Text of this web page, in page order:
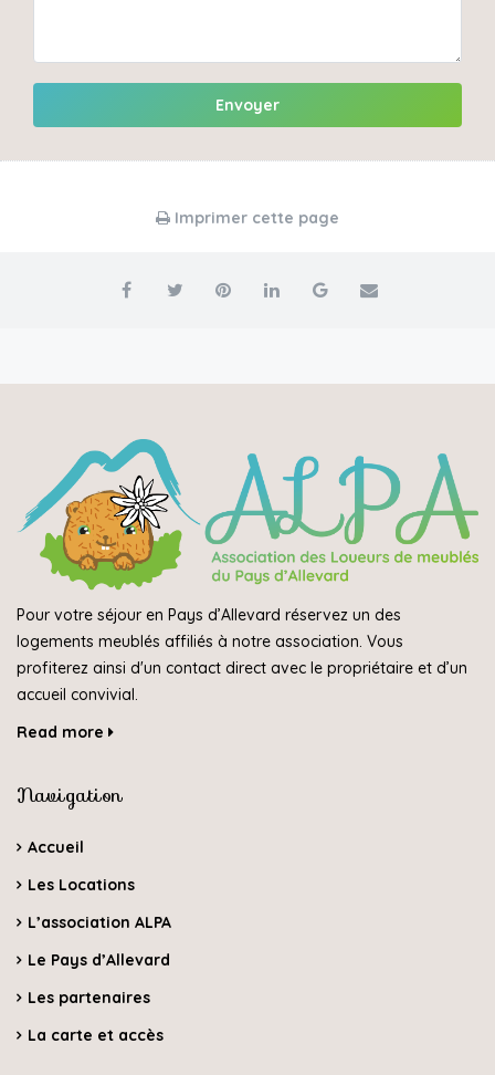
Envoyer
Imprimer cette page
Pour votre séjour en Pays d’Allevard réservez un des
logements meublés affiliés à notre association. Vous
profiterez ainsi d'un contact direct avec le propriétaire et d’un
accueil convivial.
Read more
Navigation
Accueil
Les Locations
L’association ALPA
Le Pays d’Allevard
Les partenaires
La carte et accès